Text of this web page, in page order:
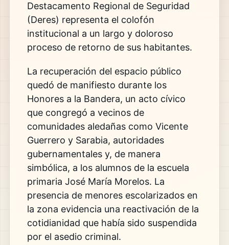
Destacamento Regional de Seguridad
(Deres) representa el colofón
institucional a un largo y doloroso
proceso de retorno de sus habitantes.
La recuperación del espacio público
quedó de manifiesto durante los
Honores a la Bandera, un acto cívico
que congregó a vecinos de
comunidades aledañas como Vicente
Guerrero y Sarabia, autoridades
gubernamentales y, de manera
simbólica, a los alumnos de la escuela
primaria José María Morelos. La
presencia de menores escolarizados en
la zona evidencia una reactivación de la
cotidianidad que había sido suspendida
por el asedio criminal.